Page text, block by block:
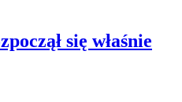
się właśnie